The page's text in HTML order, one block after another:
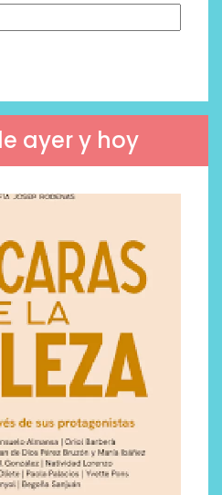
ayer y hoy